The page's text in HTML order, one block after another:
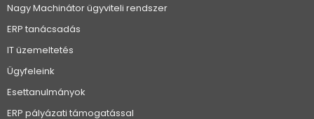
Nagy Machinátor ügyviteli rendszer
ERP tanácsadás
IT üzemeltetés
Ügyfeleink
Esettanulmányok
ERP pályázati támogatással